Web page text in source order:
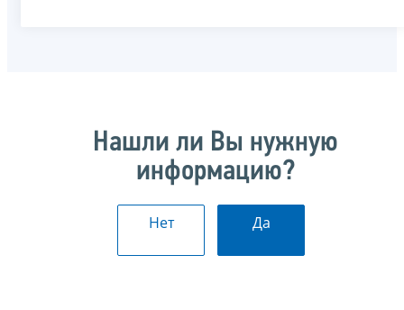
Нашли ли Вы нужную
информацию?
Нет Да